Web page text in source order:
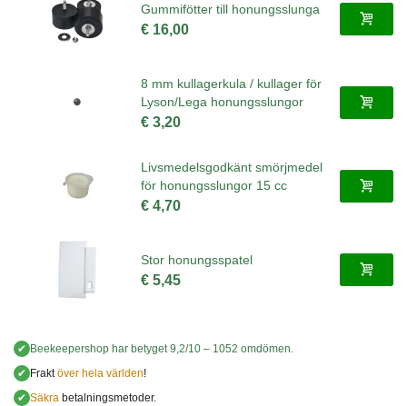
Gummifötter till honungsslunga
€ 16,00
8 mm kullagerkula / kullager för
Lyson/Lega honungsslungor
€ 3,20
Livsmedelsgodkänt smörjmedel
för honungsslungor 15 cc
€ 4,70
Stor honungsspatel
€ 5,45
✔ Beekeepershop har betyget9,2/10 – 1052 omdömen.
✔ Fraktöver hela världen!
✔ Säkra betalningsmetoder.